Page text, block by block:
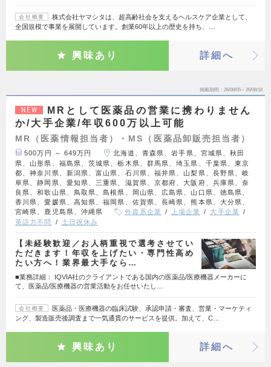
会社概要
株式会社ヤマシタは、超高齢社会を支えるヘルスケア企業として、
全国規模で事業を展開しています。創業60年以上の歴史を持ち、…
興味あり 詳細へ
掲載期間 26/08/05～26/08/18
NEW
MRとして医薬品の営業に携わりません
か/大手企業/年収600万以上可能
MR（医薬情報担当者）・MS（医薬品卸販売担当者）
500万円 ～ 649万円
北海道、青森県、岩手県、宮城県、秋田
県、山形県、福島県、茨城県、栃木県、群馬県、埼玉県、千葉県、東京
都、神奈川県、新潟県、富山県、石川県、福井県、山梨県、長野県、岐
阜県、静岡県、愛知県、三重県、滋賀県、京都府、大阪府、兵庫県、奈
良県、和歌山県、鳥取県、島根県、岡山県、広島県、山口県、徳島県、
香川県、愛媛県、高知県、福岡県、佐賀県、長崎県、熊本県、大分県、
宮崎県、鹿児島県、沖縄県
外資系企業 上場企業
大手企業
英語力不問
土日祝休み
【未経験歓迎／お人柄重視で選考させてい
ただきます！年収を上げたい・専門性高め
たい方へ！業界最大手なら…
■業務詳細： IQVIA社のクライアントである国内の医薬品/医療機器メーカーに
て、医薬品/医療機器の営業活動をお任せいたし…
会社概要
医薬品・医療機器の臨床試験、承認申請・審査、営業・マーケティ
ング、製造販売後調査まで一気通貫のサービスを提供。加えて、C…
興味あり 詳細へ